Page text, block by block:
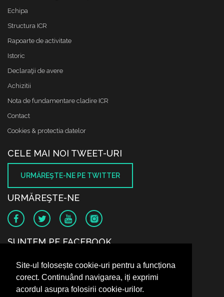
Site-ul folosește cookie-uri pentru a funcționa
corect. Continuând navigarea, iți exprimi
acordul asupra folosirii cookie-urilor.
Echipa
Structura ICR
Rapoarte de activitate
Istoric
Declaraţii de avere
Achizitii
Nota de fundamentare cladire ICR
Contact
Cookies & protectia datelor
CELE MAI NOI TWEET-URI
URMĂREŞTE-NE PE TWITTER
URMĂREŞTE-NE
SUNTEM PE FACEBOOK